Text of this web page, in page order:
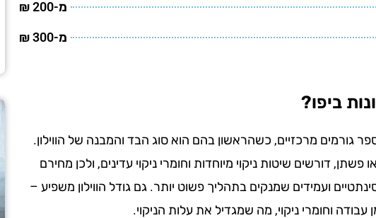
מ-200 ₪
מ-300 ₪
ביפו?
גורמים מרכזיים, כשהראשון בהם הוא סוג הבד והמבנה של הווילון.
פשתן, דורשים שיטות ניקוי מיוחדות וחומרי ניקוי עדינים, ולכן מחירם
ועמידים שמנקים בתהליך פשוט יותר. גם גודל הווילון משפיע –
עבודה וחומרי ניקוי, מה שמגדיל את עלות הניקוי.